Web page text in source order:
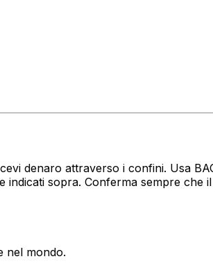
denaro attraverso i confini. Usa
indicati sopra. Conferma sempre che
nel mondo.